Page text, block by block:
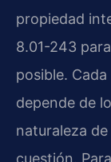
propiedad
8.01-243
posible.
depende de
naturaleza
cuestión.